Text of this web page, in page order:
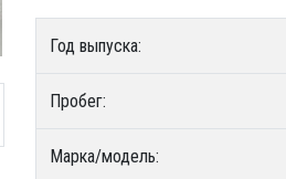
Год выпуска:
Пробег:
Марка/модель: